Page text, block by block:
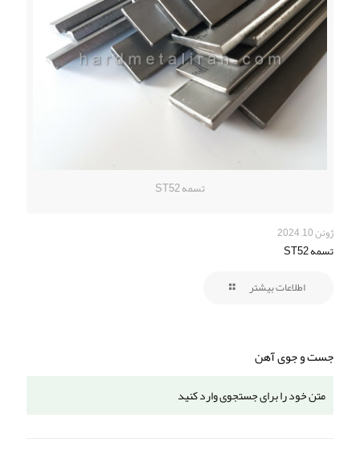
تسمه ST52
ژوئن 10, 2024
تسمه ST52
اطلاعات بیشتر
جست و جوی آهن